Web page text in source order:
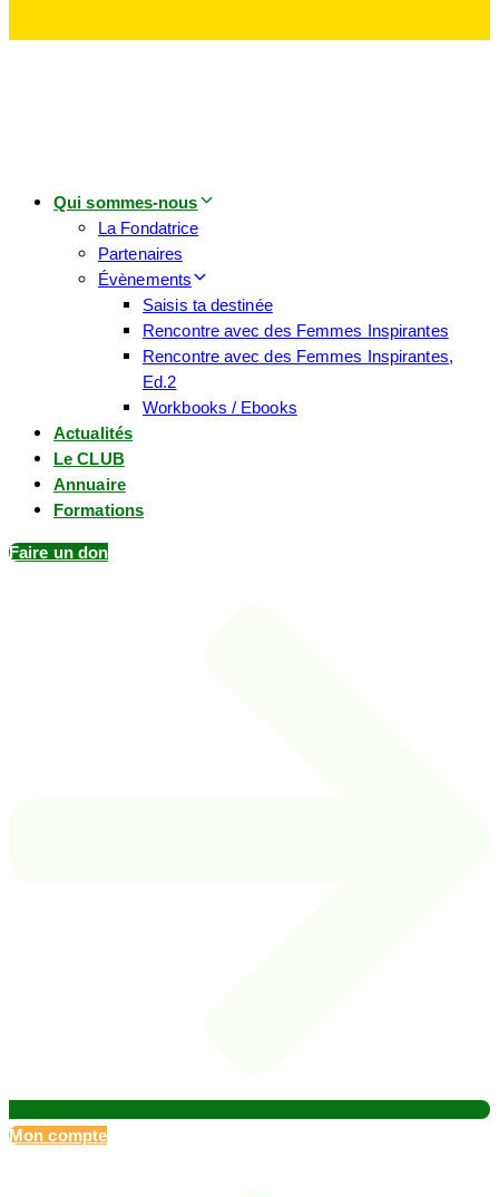
Qui sommes-nous
La Fondatrice
Partenaires
Évènements
Saisis ta destinée
Rencontre avec des Femmes Inspirantes
Rencontre avec des Femmes Inspirantes,
Ed.2
Workbooks / Ebooks
Actualités
Le CLUB
Annuaire
Formations
Faire un don
Mon compte